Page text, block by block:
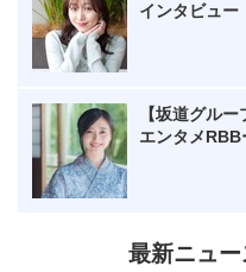
インタビュー
【坂道グル
エンタメRBB
最新ニュー